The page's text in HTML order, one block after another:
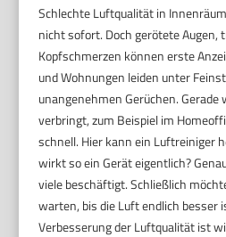
Schlechte Luftqualität in
nicht sofort. Doch gerötete Augen,
Kopfschmerzen können erste
und Wohnungen leiden unter
unangenehmen Gerüchen.
verbringt, zum Beispiel im
schnell. Hier kann ein Luftreiniger
wirkt so ein Gerät eigentlich?
viele beschäftigt. Schließlich
warten, bis die Luft endlich besser
Verbesserung der Luftqualität ist